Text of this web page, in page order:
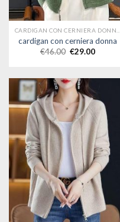
cardigan con cerniera donna
€46.00 €29.00